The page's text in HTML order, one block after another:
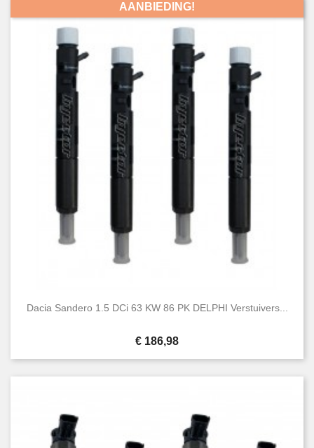
Dacia Sandero 1.5 DCi 63 KW 86 PK DELPHI Verstuivers...
Prijs
€ 186,98
AANBIEDING!